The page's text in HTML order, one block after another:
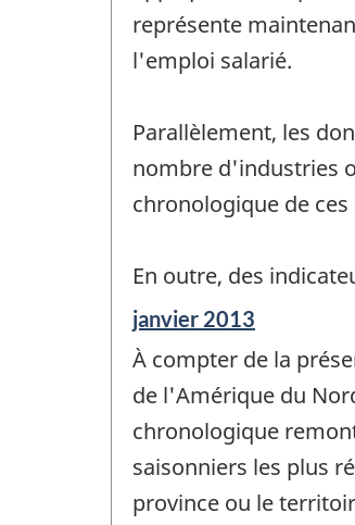
représente
l'emploi salarié.
Parallèlement, les
nombre d'industries
chronologique de
En outre, des
Période
de
référence
de
changement
-
janvier 2013
À compter de la
de l'Amérique du
chronologique
saisonniers les plus
province ou le